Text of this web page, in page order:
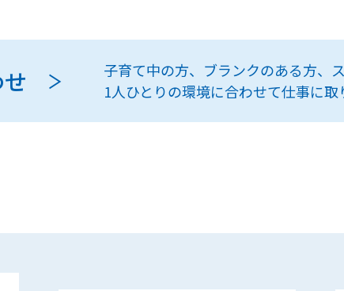
子育て中の方、ブランクのある方、
1人ひとりの環境に合わせて仕事に取